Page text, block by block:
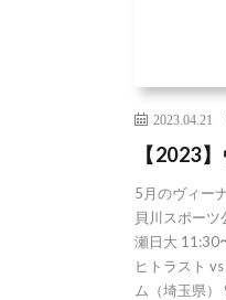
2023.04.21
【2023
5月のヴィー
貝川スポー
瀬日大
ヒトラスト
ム（埼玉県